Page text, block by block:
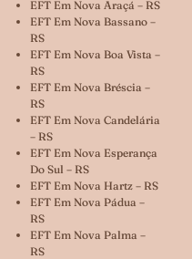
EFT Em Nova Araçá – RS
EFT Em Nova Bassano –
RS
EFT Em Nova Boa Vista –
RS
EFT Em Nova Bréscia –
RS
EFT Em Nova Candelária
– RS
EFT Em Nova Esperança
Do Sul – RS
EFT Em Nova Hartz – RS
EFT Em Nova Pádua –
RS
EFT Em Nova Palma –
RS